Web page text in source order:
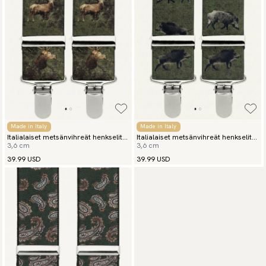
Made in Italy
Italialaiset metsänvihreät henkselit
Hirvi
3,6 cm
39.99 USD
Made in Italy
Italialaiset metsänvihreät henkselit
Villisika
3,6 cm
39.99 USD